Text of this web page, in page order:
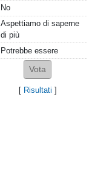
No
Aspettiamo di saperne
di più
Potrebbe essere
[ Risultati ]